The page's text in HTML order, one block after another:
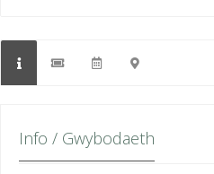
Info / Gwybodaeth